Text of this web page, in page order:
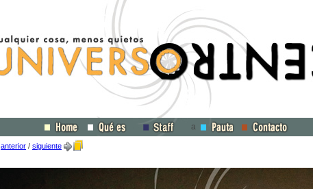
a
anterior / siguiente